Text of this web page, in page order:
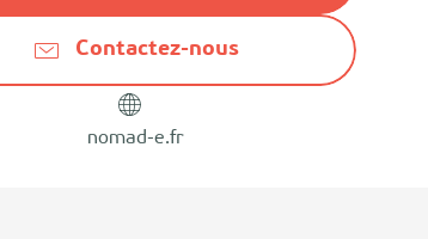
Contactez-nous
nomad-e.fr